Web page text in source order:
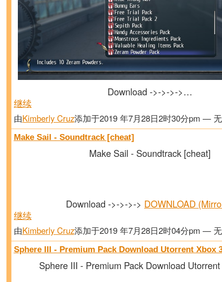
Download ->->->->…
继续
由Kimberly Cruz添加于2019 年7月28日2时30分pm —
Make Sail - Soundtrack [cheat]
Make Sail - Soundtrack [cheat]
Download ->->->-> DOWNLOAD
继续
由Kimberly Cruz添加于2019 年7月28日2时04分pm —
Sphere III - Premium Pack Download Utorrent Xbox
Sphere III - Premium Pack Download